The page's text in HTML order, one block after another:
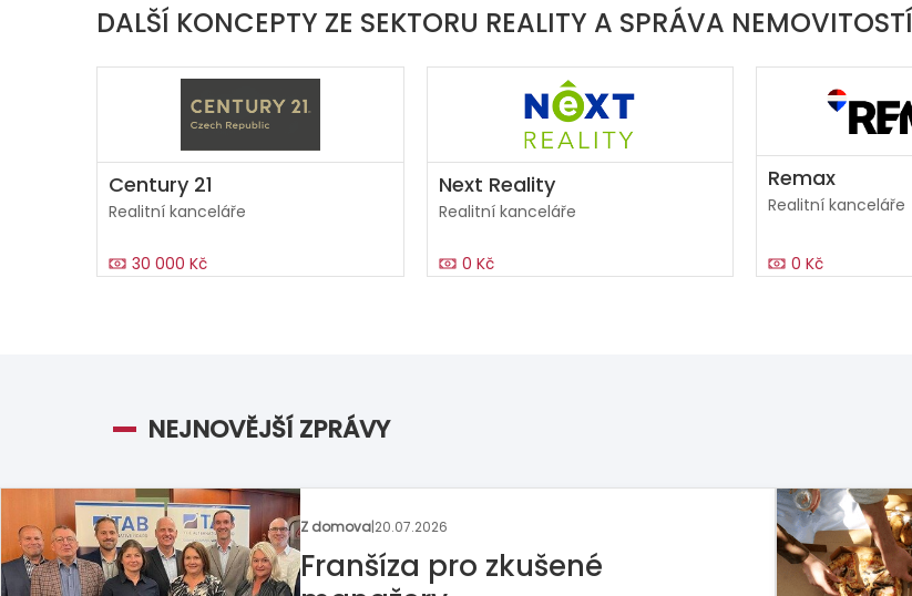
DALŠÍ KONCEPTY ZE SEKTORU REALITY A SPRÁVA NEMOVITOSTÍ
Century 21
Realitní kanceláře
30 000 Kč
Next Reality
Realitní kanceláře
0 Kč
Remax
Realitní kanceláře
0 Kč
NEJNOVĚJŠÍ ZPRÁVY
Britská pizzerie hledá master-
franšízanta